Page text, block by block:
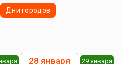
Дни городов
28 января 29 января